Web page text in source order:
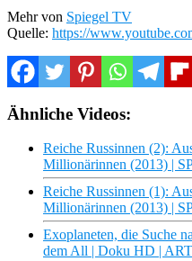
Mehr von Spiegel TV
Quelle: https://
Ähnliche Videos:
Reiche Russinnen (2):
Millionärinnen (2013) |
Reiche Russinnen (1):
Millionärinnen (2013) |
Exoplaneten, die Suche
dem All | Doku HD |